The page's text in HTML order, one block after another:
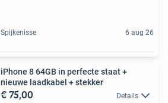
Spijkenisse 6 aug 26
iPhone 8 64GB in perfecte staat +
nieuwe laadkabel + stekker
€ 75,00 Details